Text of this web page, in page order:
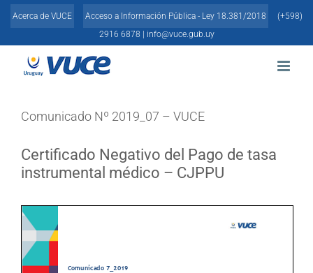
Skip
Acerca de VUCE Acceso a Información Pública - Ley 18.381/2018
(+598)
2916 6878 |
info@vuce.gub.uy
Comunicado Nº 2019_07 – VUCE
Certificado Negativo del Pago de tasa
instrumental médico – CJPPU